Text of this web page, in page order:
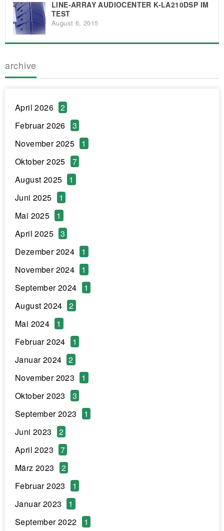
LINE-ARRAY AUDIOCENTER K-LA210DSP IM
TEST
August 6, 2015
archive
April 2026
2
Februar 2026
3
November 2025
1
Oktober 2025
7
August 2025
1
Juni 2025
1
Mai 2025
1
April 2025
3
Dezember 2024
1
November 2024
1
September 2024
1
August 2024
2
Mai 2024
1
Februar 2024
1
Januar 2024
2
November 2023
1
Oktober 2023
3
September 2023
1
Juni 2023
2
April 2023
7
März 2023
2
Februar 2023
1
Januar 2023
1
September 2022
1